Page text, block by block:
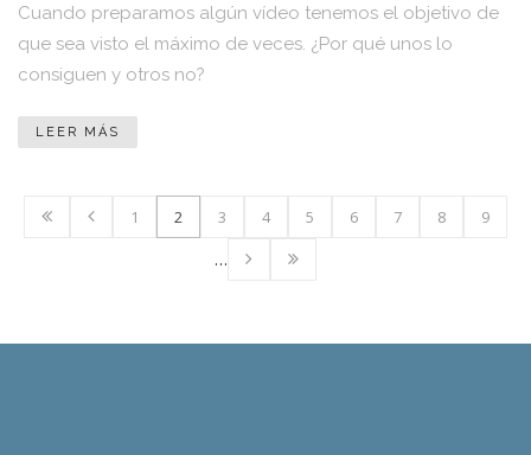
Cuando preparamos algún vídeo tenemos el objetivo de
que sea visto el máximo de veces. ¿Por qué unos lo
consiguen y otros no?
LEER MÁS
1 2 3 4 5 6 7 8
9
…